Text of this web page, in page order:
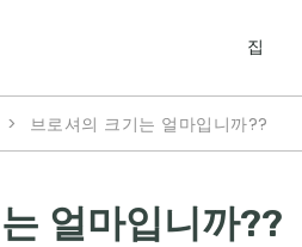
집
> 브로셔의 크기는 얼마입니까??
얼마입니까??